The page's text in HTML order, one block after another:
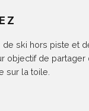
de ski hors piste et
objectif de
sur la toile.